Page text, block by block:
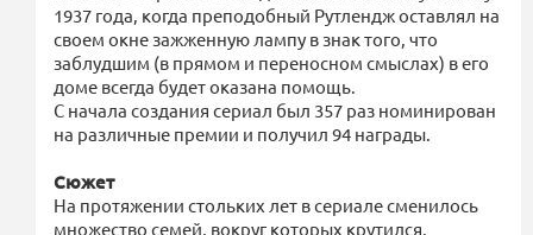
1937 года, когда преподобный Рутлендж оставлял на
своем окне зажженную лампу в знак того, что
заблудшим (в прямом и переносном смыслах) в его
доме всегда будет оказана помощь.
С начала создания сериал был 357 раз номинирован
на различные премии и получил 94 награды.
Сюжет
На протяжении стольких лет в сериале сменилось
множество семей, вокруг которых крутился,